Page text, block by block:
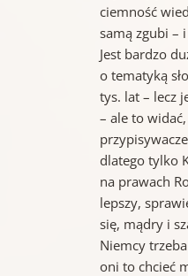
ciemność
samą zgubi –
Jest bardzo
o tematyką
tys. lat – lecz
– ale to
dlatego tylko
na prawach
lepszy,
się, mądry i
Niemcy
oni to chcieć